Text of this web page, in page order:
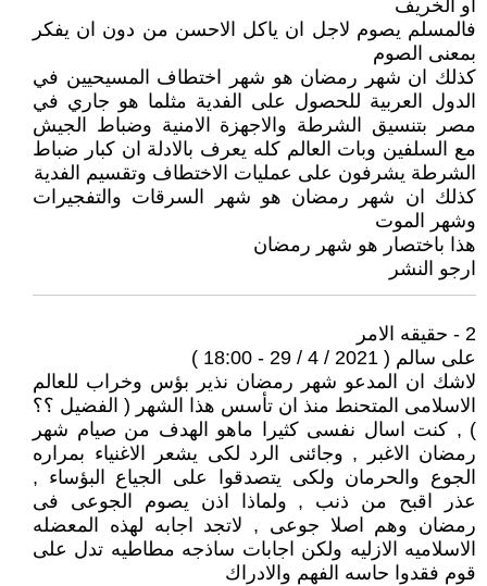
او الخريف
فالمسلم يصوم لاجل ان ياكل الاحسن من دون ان يفكر
بمعنى الصوم
كذلك ان شهر رمضان هو شهر اختطاف المسيحيين في
الدول العربية للحصول على الفدية مثلما هو جاري في
مصر بتنسيق الشرطة والاجهزة الامنية وضباط الجيش
مع السلفين وبات العالم كله يعرف بالادلة ان كبار ضباط
الشرطة يشرفون على عمليات الاختطاف وتقسيم الفدية
كذلك ان شهر رمضان هو شهر السرقات والتفجيرات
وشهر الموت
هذا باختصار هو شهر رمضان
ارجو النشر
2 - حقيقه الامر
على سالم ( 2021 / 4 / 29 - 18:00 )
لاشك ان المدعو شهر رمضان نذير بؤس وخراب للعالم
الاسلامى المتحنط منذ ان تأسس هذا الشهر ( الفضيل ؟؟
) , كنت اسال نفسى كثيرا ماهو الهدف من صيام شهر
رمضان الاغبر , وجائنى الرد لكى يشعر الاغنياء بمراره
الجوع والحرمان ولكى يتصدقوا على الجياع البؤساء ,
عذر اقبح من ذنب , ولماذا اذن يصوم الجوعى فى
رمضان وهم اصلا جوعى , لاتجد اجابه لهذه المعضله
الاسلاميه الازليه ولكن اجابات ساذجه مطاطيه تدل على
قوم فقدوا حاسه الفهم والادراك